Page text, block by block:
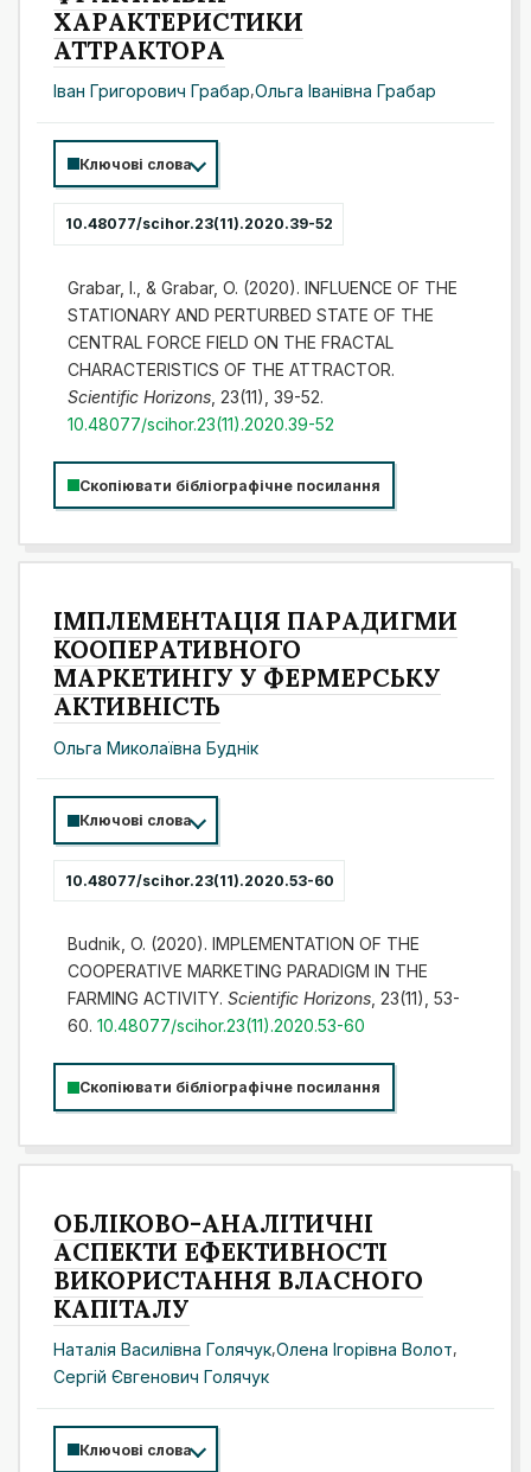
ХАРАКТЕРИСТИКИ
АТТРАКТОРА
Іван Григорович Грабар,Ольга Іванівна Грабар
Ключові слова
10.48077/scihor.23(11).2020.39-52
Grabar, I., & Grabar, O. (2020). INFLUENCE OF THE
STATIONARY AND PERTURBED STATE OF THE
CENTRAL FORCE FIELD ON THE FRACTAL
CHARACTERISTICS OF THE ATTRACTOR.
Scientific Horizons, 23(11), 39-52.
10.48077/scihor.23(11).2020.39-52
Скопіювати бібліографічне посилання
ІМПЛЕМЕНТАЦІЯ ПАРАДИГМИ
КООПЕРАТИВНОГО
МАРКЕТИНГУ У ФЕРМЕРСЬКУ
АКТИВНІСТЬ
Ольга Миколаївна Буднік
Ключові слова
10.48077/scihor.23(11).2020.53-60
Budnik, O. (2020). IMPLEMENTATION OF THE
COOPERATIVE MARKETING PARADIGM IN THE
FARMING ACTIVITY. Scientific Horizons, 23(11), 53-
60. 10.48077/scihor.23(11).2020.53-60
Скопіювати бібліографічне посилання
ОБЛІКОВО-АНАЛІТИЧНІ
АСПЕКТИ ЕФЕКТИВНОСТІ
ВИКОРИСТАННЯ ВЛАСНОГО
КАПІТАЛУ
Наталія Василівна Голячук,Олена Ігорівна Волот,
Сергій Євгенович Голячук
Ключові слова